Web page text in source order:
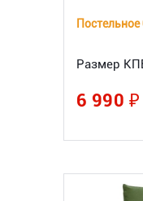
Размер
6 990 ₽